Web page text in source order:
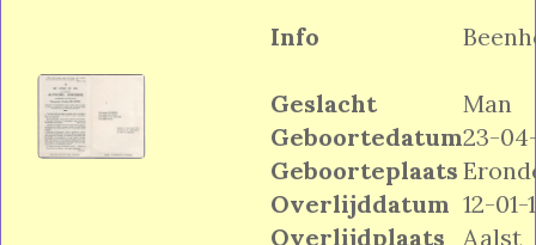
Info
Geslacht
Man
Geboortedatum23-
Geboorteplaats
Overlijddatum 12-01-
Overlijdplaats
Aalst